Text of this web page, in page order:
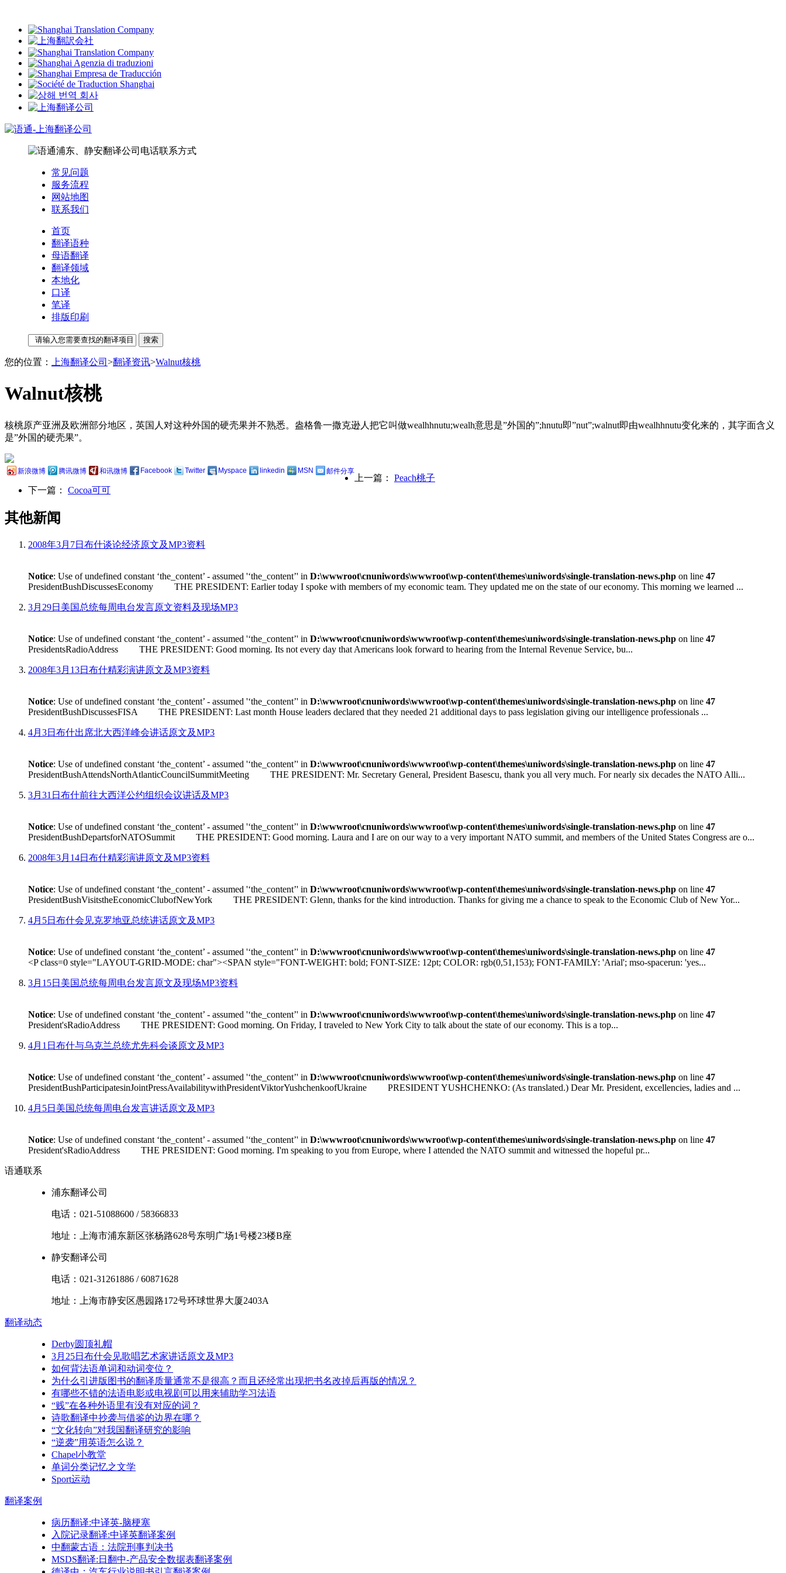
常见问题
服务流程
网站地图
联系我们
首页
翻译语种
母语翻译
翻译领域
本地化
口译
笔译
排版印刷
您的位置： 上海翻译公司 >翻译资讯>Walnut核桃
Walnut核桃
核桃原产亚洲及欧洲部分地区，英国人对这种外国的硬壳果并不熟悉。盎格鲁一撒克逊人把它叫做wealhhnutu;wealh意思是”外国的”;hnutu即”nut”;walnut即由wealhhnutu变化来的，其字面含义
是”外国的硬壳果”。
新浪微博 腾讯微博 和讯微博 Facebook Twitter Myspace linkedin MSN 邮件分享
上一篇： Peach桃子
下一篇： Cocoa可可
其他新闻
2008年3月7日布什谈论经济原文及MP3资料
Notice: Use of undefined constant ‘the_content’ - assumed '‘the_content’' in D:\wwwroot\cnuniwords\wwwroot\wp-content\themes\uniwords\single-translation-news.php on line 47
PresidentBushDiscussesEconomy THE PRESIDENT: Earlier today I spoke with members of my economic team. They updated me on the state of our economy. This morning we learned ...
3月29日美国总统每周电台发言原文资料及现场MP3
Notice: Use of undefined constant ‘the_content’ - assumed '‘the_content’' in D:\wwwroot\cnuniwords\wwwroot\wp-content\themes\uniwords\single-translation-news.php on line 47
PresidentsRadioAddress THE PRESIDENT: Good morning. Its not every day that Americans look forward to hearing from the Internal Revenue Service, bu...
2008年3月13日布什精彩演讲原文及MP3资料
Notice: Use of undefined constant ‘the_content’ - assumed '‘the_content’' in D:\wwwroot\cnuniwords\wwwroot\wp-content\themes\uniwords\single-translation-news.php on line 47
PresidentBushDiscussesFISA THE PRESIDENT: Last month House leaders declared that they needed 21 additional days to pass legislation giving our intelligence professionals ...
4月3日布什出席北大西洋峰会讲话原文及MP3
Notice: Use of undefined constant ‘the_content’ - assumed '‘the_content’' in D:\wwwroot\cnuniwords\wwwroot\wp-content\themes\uniwords\single-translation-news.php on line 47
PresidentBushAttendsNorthAtlanticCouncilSummitMeeting THE PRESIDENT: Mr. Secretary General, President Basescu, thank you all very much. For nearly six decades the NATO Alli...
3月31日布什前往大西洋公约组织会议讲话及MP3
Notice: Use of undefined constant ‘the_content’ - assumed '‘the_content’' in D:\wwwroot\cnuniwords\wwwroot\wp-content\themes\uniwords\single-translation-news.php on line 47
PresidentBushDepartsforNATOSummit THE PRESIDENT: Good morning. Laura and I are on our way to a very important NATO summit, and members of the United States Congress are o...
2008年3月14日布什精彩演讲原文及MP3资料
Notice: Use of undefined constant ‘the_content’ - assumed '‘the_content’' in D:\wwwroot\cnuniwords\wwwroot\wp-content\themes\uniwords\single-translation-news.php on line 47
PresidentBushVisitstheEconomicClubofNewYork THE PRESIDENT: Glenn, thanks for the kind introduction. Thanks for giving me a chance to speak to the Economic Club of New Yor...
4月5日布什会见克罗地亚总统讲话原文及MP3
Notice: Use of undefined constant ‘the_content’ - assumed '‘the_content’' in D:\wwwroot\cnuniwords\wwwroot\wp-content\themes\uniwords\single-translation-news.php on line 47
<P class=0 style="LAYOUT-GRID-MODE: char"><SPAN style="FONT-WEIGHT: bold; FONT-SIZE: 12pt; COLOR: rgb(0,51,153); FONT-FAMILY: 'Arial'; mso-spacerun: 'yes...
3月15日美国总统每周电台发言原文及现场MP3资料
Notice: Use of undefined constant ‘the_content’ - assumed '‘the_content’' in D:\wwwroot\cnuniwords\wwwroot\wp-content\themes\uniwords\single-translation-news.php on line 47
President'sRadioAddress THE PRESIDENT: Good morning. On Friday, I traveled to New York City to talk about the state of our economy. This is a top...
4月1日布什与乌克兰总统尤先科会谈原文及MP3
Notice: Use of undefined constant ‘the_content’ - assumed '‘the_content’' in D:\wwwroot\cnuniwords\wwwroot\wp-content\themes\uniwords\single-translation-news.php on line 47
PresidentBushParticipatesinJointPressAvailabilitywithPresidentViktorYushchenkoofUkraine PRESIDENT YUSHCHENKO: (As translated.) Dear Mr. President, excellencies, ladies and ...
4月5日美国总统每周电台发言讲话原文及MP3
Notice: Use of undefined constant ‘the_content’ - assumed '‘the_content’' in D:\wwwroot\cnuniwords\wwwroot\wp-content\themes\uniwords\single-translation-news.php on line 47
President'sRadioAddress THE PRESIDENT: Good morning. I'm speaking to you from Europe, where I attended the NATO summit and witnessed the hopeful pr...
语通联系
浦东翻译公司
电话： 021-51088600 / 58366833
地址： 上海市浦东新区张杨路628号东明广场1号楼23楼B座
静安翻译公司
电话： 021-31261886 /60871628
地址： 上海市静安区愚园路172号环球世界大厦2403A
翻译动态
Derby圆顶礼帽
3月25日布什会见歌唱艺术家讲话原文及MP3
如何背法语单词和动词变位？
为什么引进版图书的翻译质量通常不是很高？而且还经常出现把书名改掉后再版的情况？
有哪些不错的法语电影或电视剧可以用来辅助学习法语
“贱”在各种外语里有没有对应的词？
诗歌翻译中抄袭与借鉴的边界在哪？
“文化转向”对我国翻译研究的影响
“逆袭”用英语怎么说？
Chapel小教堂
单词分类记忆之文学
Sport运动
翻译案例
病历翻译:中译英-脑梗塞
入院记录翻译:中译英翻译案例
中翻蒙古语：法院刑事判决书
MSDS翻译:日翻中-产品安全数据表翻译案例